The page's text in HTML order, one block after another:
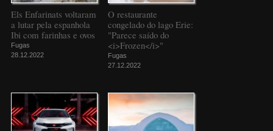
Els Enfarinats voltaram
a lutar pela espanhola
Ibi com farinhas e ovos
Fugas
28.12.2022
O restaurante
congelado do lago Erie:
"Parece saído do
<i>Frozen</i>"
Fugas
27.12.2022